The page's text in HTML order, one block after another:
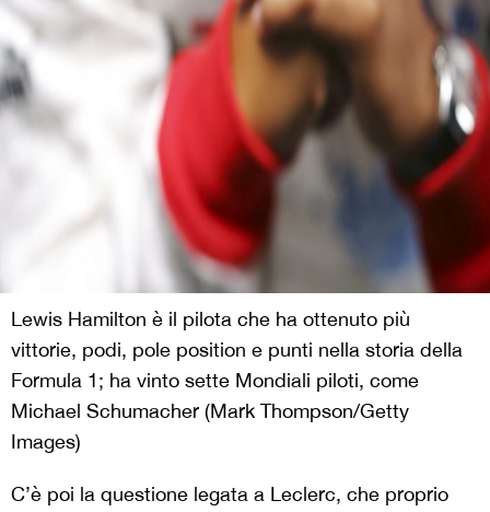
Lewis Hamilton è il pilota che ha ottenuto più
vittorie, podi, pole position e punti nella storia della
Formula 1; ha vinto sette Mondiali piloti, come
Michael Schumacher (Mark Thompson/Getty
Images)
C’è poi la questione legata a Leclerc, che proprio